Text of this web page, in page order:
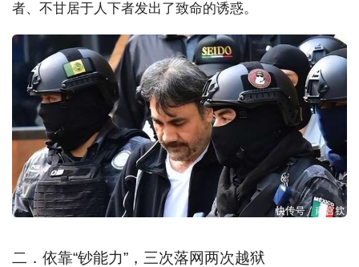
者、不甘居于人下者发出了致命的诱惑。
二．依靠“钞能力”，三次落网两次越狱